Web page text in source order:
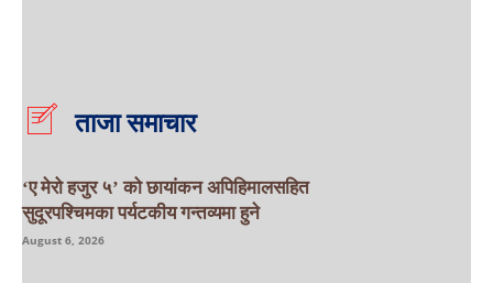
ताजा समाचार
‘ए मेरो हजुर ५’ को छायांकन अपिहिमालसहित
सुदूरपश्चिमका पर्यटकीय गन्तव्यमा हुने
August 6, 2026